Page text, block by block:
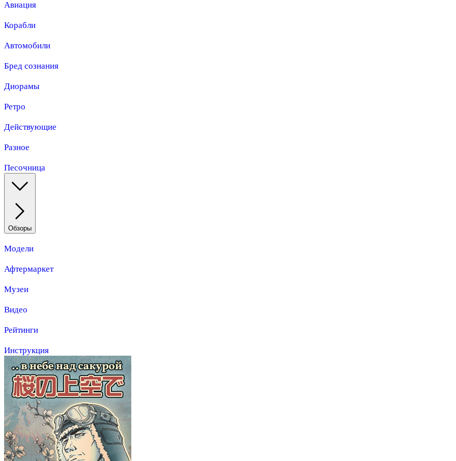
Авиация
Корабли
Автомобили
Бред сознания
Диорамы
Ретро
Действующие
Разное
Песочница
Обзоры
Модели
Афтермаркет
Музеи
Видео
Рейтинги
Инструкция